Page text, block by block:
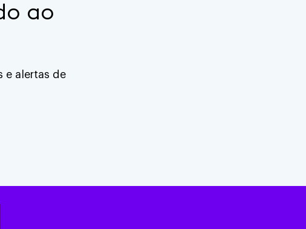
ao
e alertas de
SE CONECTADO AO RADANCY